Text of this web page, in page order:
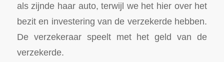
als zijnde haar auto, terwijl we het hier over het
bezit en investering van de verzekerde hebben.
De verzekeraar speelt met het geld van de
verzekerde.